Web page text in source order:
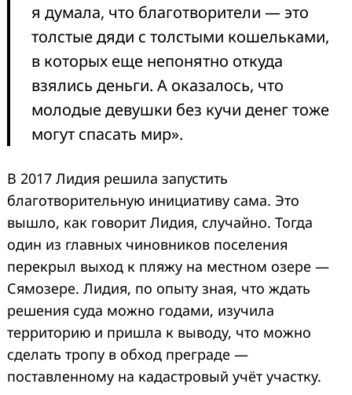
я думала, что благотворители — это
толстые дяди с толстыми кошельками,
в которых еще непонятно откуда
взялись деньги. А оказалось, что
молодые девушки без кучи денег тоже
могут спасать мир».
В 2017 Лидия решила запустить
благотворительную инициативу сама. Это
вышло, как говорит Лидия, случайно. Тогда
один из главных чиновников поселения
перекрыл выход к пляжу на местном озере —
Сямозере. Лидия, по опыту зная, что ждать
решения суда можно годами, изучила
территорию и пришла к выводу, что можно
сделать тропу в обход преграде —
поставленному на кадастровый учёт участку.